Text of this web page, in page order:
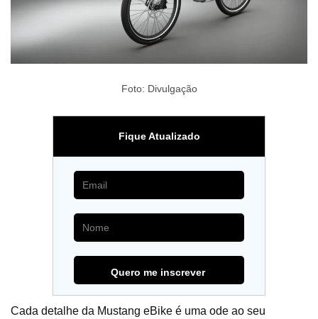
Foto: Divulgação
Fique Atualizado
Cada detalhe da Mustang eBike é uma ode ao seu